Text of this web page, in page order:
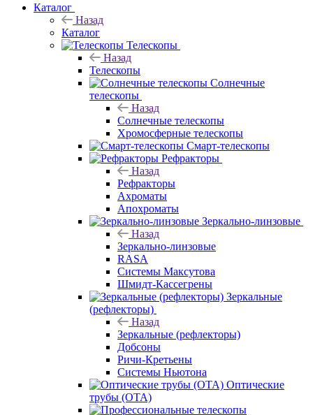
Каталог
Назад
Каталог
Телескопы
Назад
Телескопы
Солнечные
телескопы
Назад
Солнечные телескопы
Хромосферные телескопы
Смарт-телескопы
Рефракторы
Назад
Рефракторы
Ахроматы
Апохроматы
Зеркально-линзовые
Назад
Зеркально-линзовые
RASA
Системы Максутова
Шмидт-Кассегрены
Зеркальные
(рефлекторы)
Назад
Зеркальные (рефлекторы)
Добсоны
Ричи-Кретьены
Системы Ньютона
Оптические
трубы (OTA)